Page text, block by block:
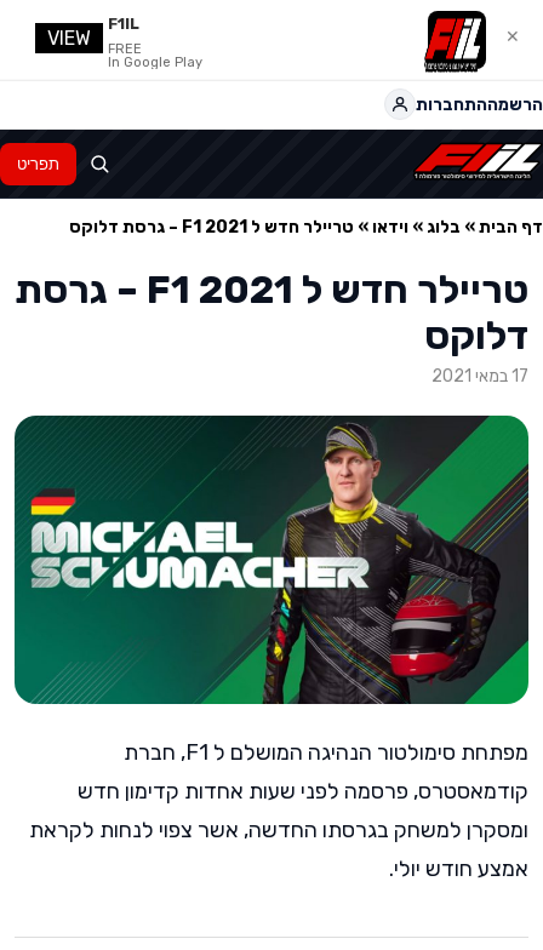
התחברותהרשמה
תפריט
דף הבית» בלוג » וידאו » טריילר חדש ל F1 2021 – גרסת דלוקס
טריילר חדש ל F1 2021 – גרסת
דלוקס
17 במאי 2021
מפתחת סימולטור הנהיגה המושלם ל F1, חברת
קודמאסטרס, פרסמה לפני שעות אחדות קדימון חדש
ומסקרן למשחק בגרסתו החדשה, אשר צפוי לנחות לקראת
אמצע חודש יולי.
✕
F1IL
FREE
In Google Play
VIEW